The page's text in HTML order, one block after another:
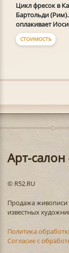
Цикл фресок в
Бартольди
оплакивает
СТОИМОСТЬ
Арт-
© R52.RU
Продажа живописи
известных
Политика
Согласие с